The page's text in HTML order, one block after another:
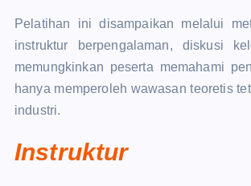
Pelatihan ini disampaikan melalui
instruktur berpengalaman, diskusi
memungkinkan peserta memahami
hanya memperoleh wawasan teoretis
industri.
Instruktur